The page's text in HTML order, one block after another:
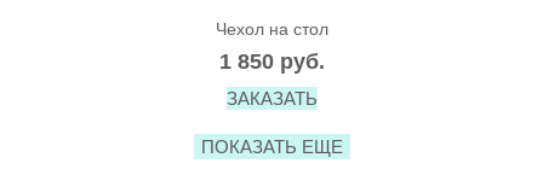
Чехол на стол
1 850 руб.
ЗАКАЗАТЬ
ПОКАЗАТЬ ЕЩЕ